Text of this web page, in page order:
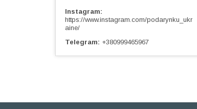
Instagram
https://www.instagram.com/podarynku_ukr
aine/
Telegram
+380999465967